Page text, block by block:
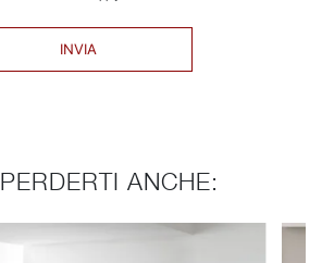
INVIA
ANCHE: